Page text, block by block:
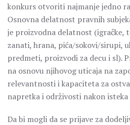
konkurs otvoriti najmanje jedno
Osnovna delatnost pravnih
je proizvodna delatnost (igračke,
zanati, hrana, pića/sokovi/sirupi,
predmeti, proizvodi za decu i sl).
na osnovu njihovog uticaja na
relevantnosti i kapaciteta za
napretka i održivosti nakon
Da bi mogli da se prijave za